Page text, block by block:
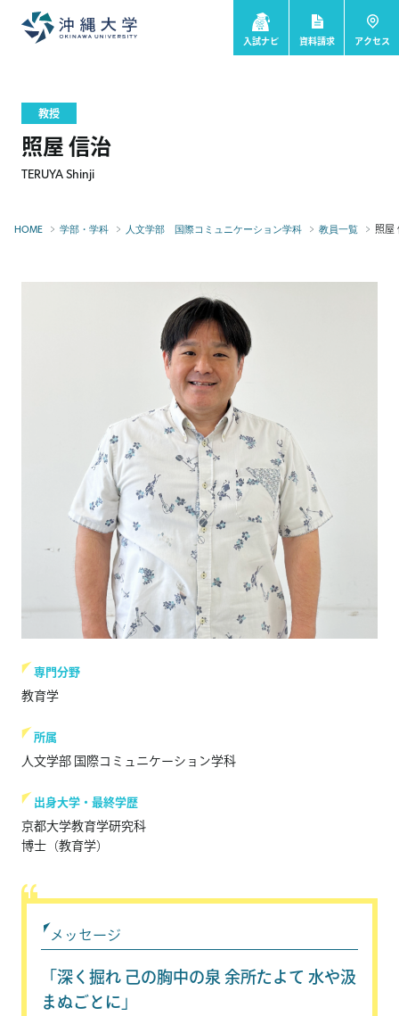
入試ナビ 資料請求 アクセス
教授
照屋 信治
TERUYA Shinji
HOME 学部・学科 人文学部 国際コミュニケーション学科 教員一覧 照屋
専門分野
教育学
所属
人文学部 国際コミュニケーション学科
出身大学・最終学歴
京都大学教育学研究科
博士（教育学）
メッセージ
「深く掘れ 己の胸中の泉 余所たよて 水や汲
まぬごとに」